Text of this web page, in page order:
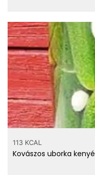
113 KCAL
Kovászos uborka